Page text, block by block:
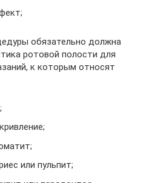
обязательно должна
ротовой полости для
к которым относят
или пульпит;